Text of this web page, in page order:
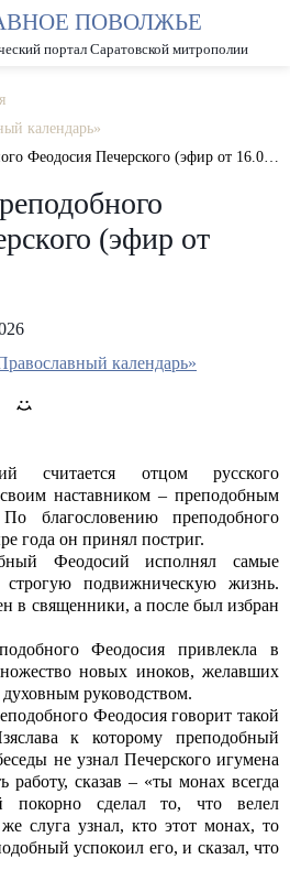
ШРИФТА А А
ПОВОЛЖЬЕ
портал Саратовской митрополии
календарь»
Печерского (эфир от 16.05.2026 г.)
(эфир от
календарь»
считается отцом русского
наставником – преподобным
благословению преподобного
года он принял постриг.
Феодосий исполнял самые
подвижническую жизнь.
в священники, а после был избран
Феодосия привлекла в
новых иноков, желавших
руководством.
Феодосия говорит такой
к которому преподобный
не узнал Печерского игумена
работу, сказав – «ты монах всегда
покорно сделал то, что велел
слуга узнал, кто этот монах, то
успокоил его, и сказал, что